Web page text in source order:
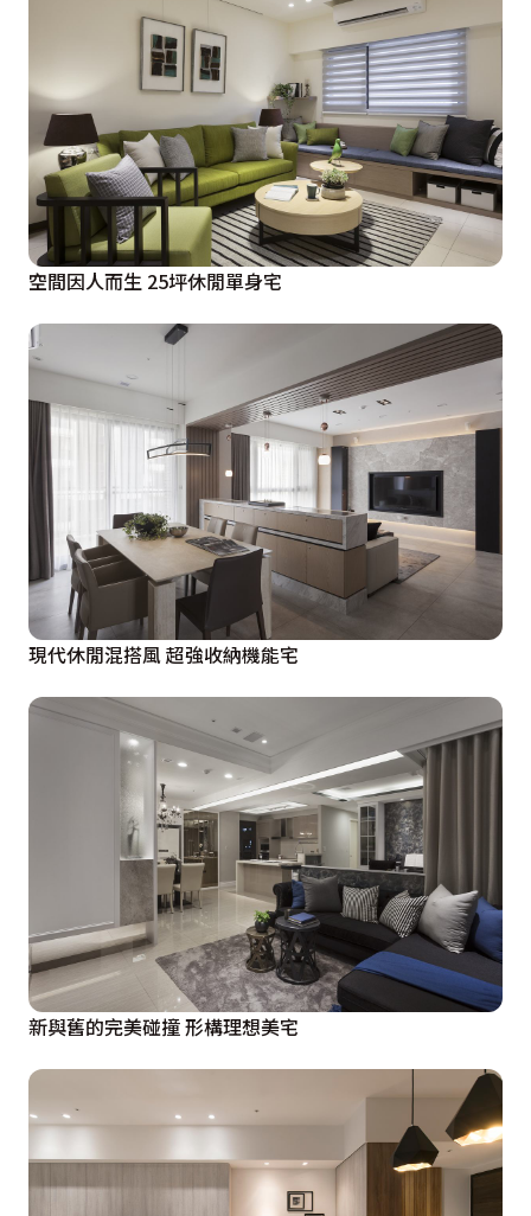
空間因人而生 25坪休閒單身宅
現代休閒混搭風 超強收納機能宅
新與舊的完美碰撞 形構理想美宅